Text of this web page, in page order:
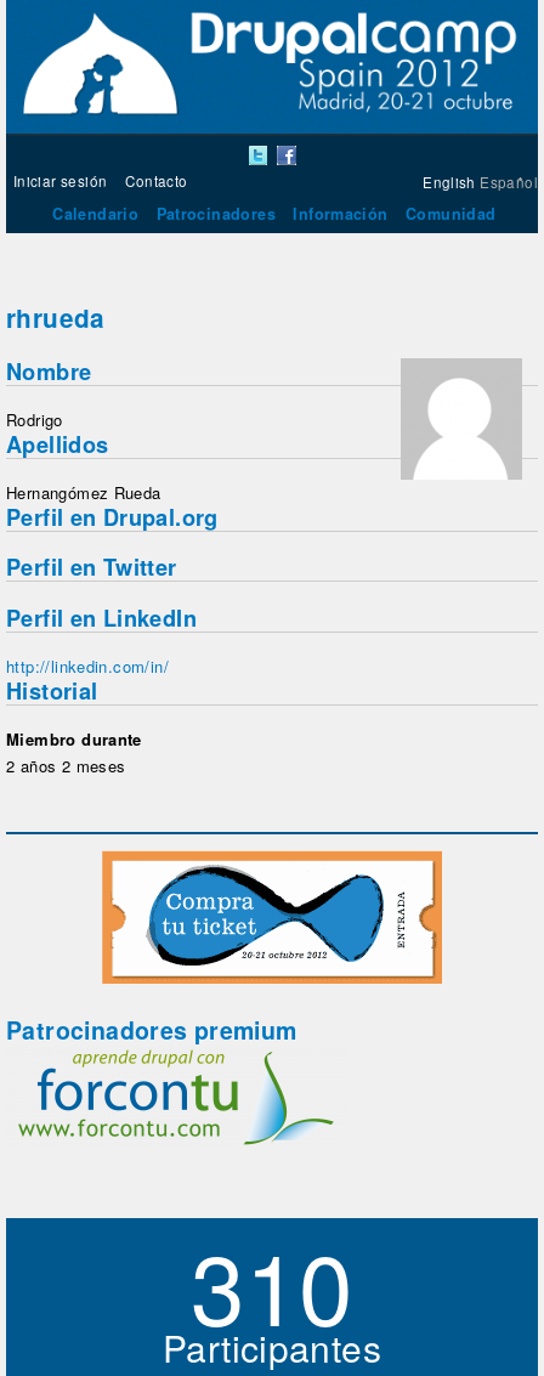
English Español
Iniciar sesión Contacto
Calendario Patrocinadores Información Comunidad
rhrueda
Nombre
Rodrigo
Apellidos
Hernangómez Rueda
Perfil en Drupal.org
Perfil en Twitter
Perfil en LinkedIn
http://linkedin.com/in/
Historial
Miembro durante
2 años 2 meses
Patrocinadores premium
310
Participantes